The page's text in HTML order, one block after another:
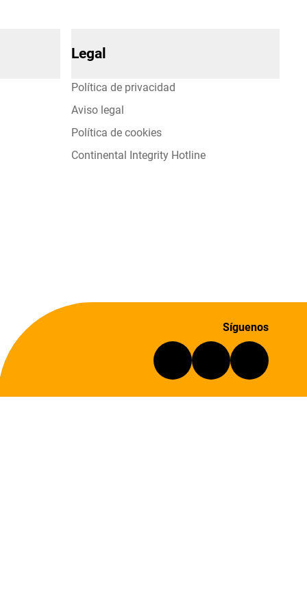
Legal
Política de privacidad
Aviso legal
Política de cookies
Continental Integrity Hotline
Síguenos